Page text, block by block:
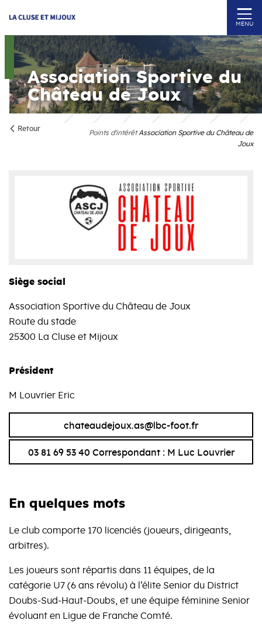
MENU
Association Sportive du
Château de Joux
Retour
Points d'intérêt Association Sportive du Château de
Joux
Siège social
Association Sportive du Château de Joux
Route du stade
25300 La Cluse et Mijoux
Président
M Louvrier Eric
chateaudejoux.as@lbc-foot.fr
03 81 69 53 40 Correspondant : M Luc Louvrier
En quelques mots
Le club comporte 170 licenciés (joueurs, dirigeants,
arbitres).
Les joueurs sont répartis dans 11 équipes, de la
catégorie U7 (6 ans révolu) à l’élite Senior du District
Doubs-Sud-Haut-Doubs, et une équipe féminine Senior
évoluant en Ligue de Franche Comté.